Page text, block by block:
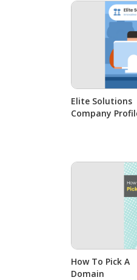
Elite Solutions
Company
How To Pick A
Domain